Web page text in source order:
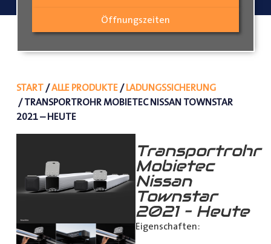
Öffnungszeiten
START/ALLE PRODUKTE/LADUNGSSICHERUNG
/ TRANSPORTROHR MOBIETEC NISSAN TOWNSTAR
2021 – HEUTE
Transportrohr
Mobietec
Nissan
Townstar
2021 – Heute
Eigenschaften: